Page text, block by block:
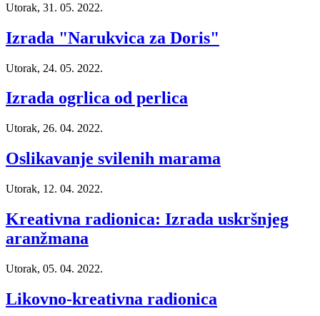
Utorak, 31. 05. 2022.
Izrada "Narukvica za Doris"
Utorak, 24. 05. 2022.
Izrada ogrlica od perlica
Utorak, 26. 04. 2022.
Oslikavanje svilenih marama
Utorak, 12. 04. 2022.
Kreativna radionica: Izrada uskršnjeg
aranžmana
Utorak, 05. 04. 2022.
Likovno-kreativna radionica